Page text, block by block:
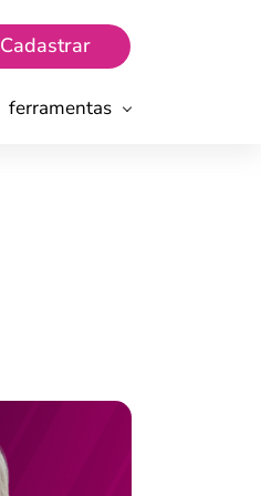
Cadastrar
ferramentas